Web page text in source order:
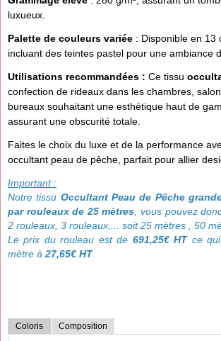
luxueux.
Palette de couleurs variée : Disponible en 13
incluant des teintes pastel pour une ambiance
Utilisations recommandées : Ce tissu
confection de rideaux dans les chambres,
bureaux souhaitant une esthétique haut de
assurant une obscurité totale.
Faites le choix du luxe et de la performance
occultant peau de pêche, parfait pour allier
Important :
Notre tissu Occultant Peau de Pêche
par rouleaux de 25 mètres , vous pouvez
2 rouleaux, 3 rouleaux,... soit 25 mètres , 50
Le prix du rouleau est de 691,25€ HTce qui
mètre à 27,65€ HT
Coloris Composition